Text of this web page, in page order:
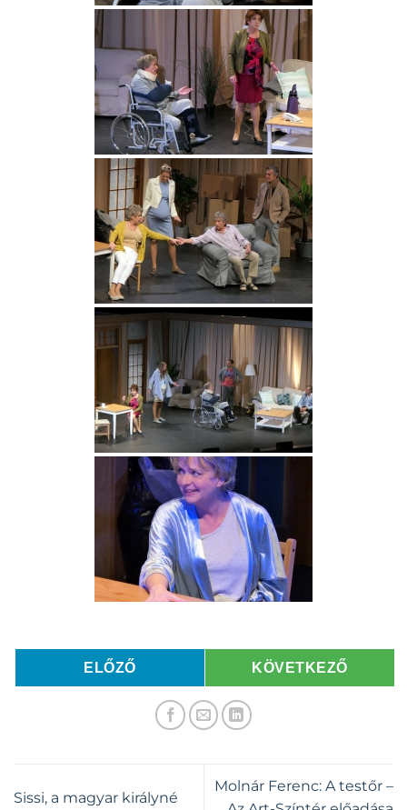
ELŐZŐ KÖVETKEZŐ
Sissi, a magyar királyné
Molnár Ferenc: A testőr –